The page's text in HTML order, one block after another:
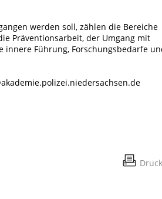
werden soll, zählen die Bereiche
Präventionsarbeit, der Umgang mit
Führung, Forschungsbedarfe